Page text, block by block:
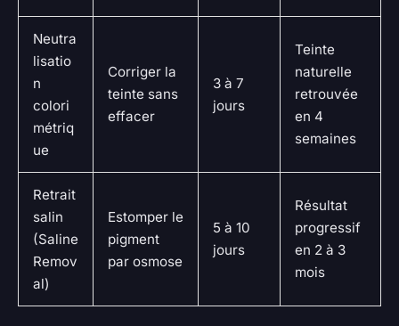
Neutra
lisatio
n
colori
métriq
ue
Corriger la
teinte sans
effacer
3 à 7
jours
Teinte
naturelle
retrouvée
en 4
semaines
Retrait
salin
(Saline
Remov
al)
Estomper le
pigment
par osmose
5 à 10
jours
Résultat
progressif
en 2 à 3
mois